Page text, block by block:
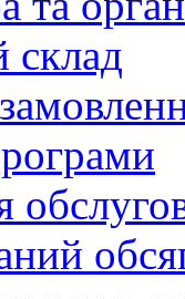
склад